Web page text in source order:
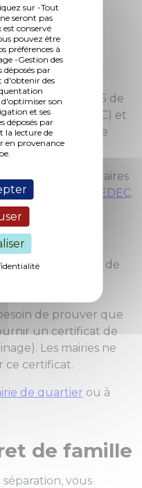
sur -Tout
seront pas
est conservé
pouvez être
préférences à
-Gestion des
déposés par
des
son
et ses
déposés par
la lecture de
en provenance
des Archives
à l'article 197-5 de
l'état civil (IGREC) et
avec enveloppe
mai 2017, les notaires
par
COMEDEC.
une personne de
certains
certains
de prouver que
un certificat de
Les mairies ne
ce certificat.
de quartier ou à
de famille
vous